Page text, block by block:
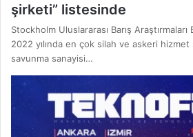
şirketi” listesinde
Stockholm Uluslararası Barış
2022 yılında en çok silah ve askeri hizmet
savunma sanayisi…